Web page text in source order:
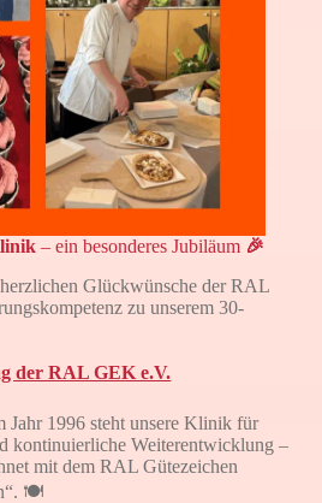
– ein besonderes Jubiläum 🎉
Glückwünsche der RAL
zu unserem 30-
der RAL GEK e.V.
Jahr 1996 steht unsere Klinik für
kontinuierliche Weiterentwicklung –
mit dem RAL Gütezeichen
🍽️